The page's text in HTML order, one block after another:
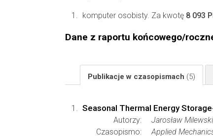
komputer osobisty. Za kwotę 8 093
Dane z raportu końcowego/
Publikacje w czasopismach (5)
Seasonal Thermal Energy
Autorzy:
Jarosław
Czasopismo:
Applied